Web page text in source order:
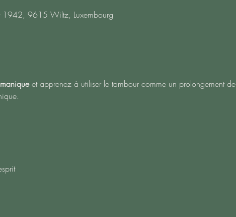
1942, 9615 Wiltz, Luxembourg
et apprenez à utiliser le tambour comme un prolongement de